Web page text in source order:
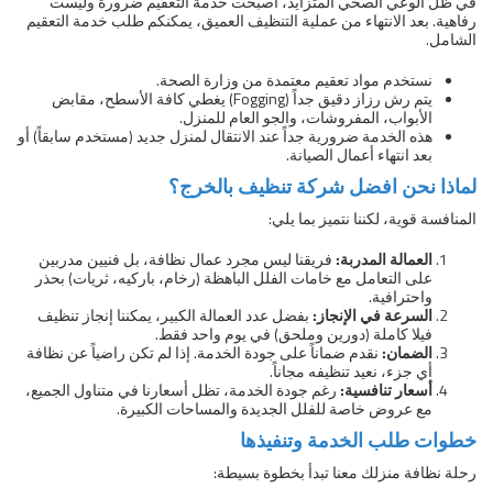
رفاهية. بعد الانتهاء من عملية التنظيف العميق، يمكنكم طلب خدمة التعقيم
الشامل.
نستخدم مواد تعقيم معتمدة من وزارة الصحة.
يتم رش رزاز دقيق جداً (Fogging) يغطي كافة الأسطح، مقابض
الأبواب، المفروشات، والجو العام للمنزل.
هذه الخدمة ضرورية جداً عند الانتقال لمنزل جديد (مستخدم سابقاً) أو
بعد انتهاء أعمال الصيانة.
لماذا نحن افضل شركة تنظيف بالخرج؟
المنافسة قوية، لكننا نتميز بما يلي:
العمالة المدربة: فريقنا ليس مجرد عمال نظافة، بل فنيين مدربين
على التعامل مع خامات الفلل الباهظة (رخام، باركيه، ثريات) بحذر
واحترافية.
السرعة في الإنجاز: بفضل عدد العمالة الكبير، يمكننا إنجاز تنظيف
فيلا كاملة (دورين وملحق) في يوم واحد فقط.
الضمان: نقدم ضماناً على جودة الخدمة. إذا لم تكن راضياً عن نظافة
أي جزء، نعيد تنظيفه مجاناً.
أسعار تنافسية: رغم جودة الخدمة، تظل أسعارنا في متناول الجميع،
مع عروض خاصة للفلل الجديدة والمساحات الكبيرة.
خطوات طلب الخدمة وتنفيذها
رحلة نظافة منزلك معنا تبدأ بخطوة بسيطة: